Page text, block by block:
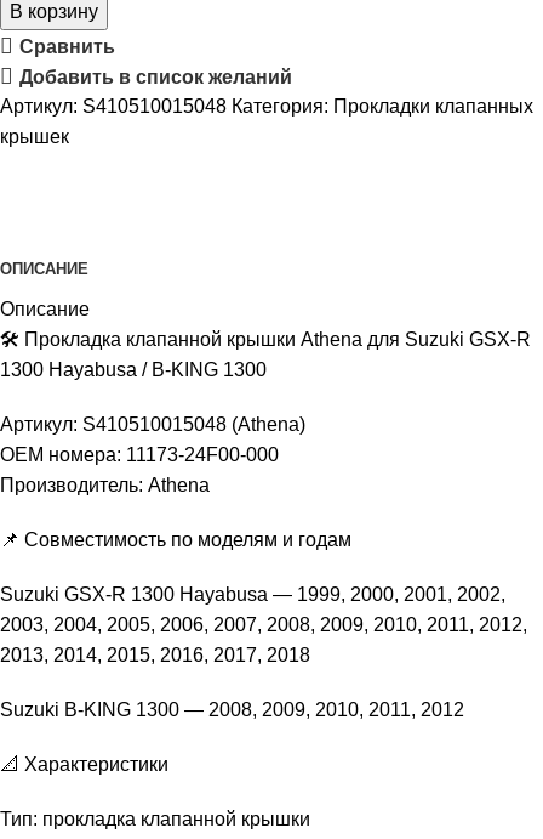
В корзину
Сравнить
Добавить в список желаний
Артикул: S410510015048 Категория: Прокладки клапанных
крышек
ОПИСАНИЕ
Описание
🛠 Прокладка клапанной крышки Athena для Suzuki GSX-R
1300 Hayabusa / B-KING 1300
Артикул: S410510015048 (Athena)
OEM номера: 11173-24F00-000
Производитель: Athena
📌 Совместимость по моделям и годам
Suzuki GSX-R 1300 Hayabusa — 1999, 2000, 2001, 2002,
2003, 2004, 2005, 2006, 2007, 2008, 2009, 2010, 2011, 2012,
2013, 2014, 2015, 2016, 2017, 2018
Suzuki B-KING 1300 — 2008, 2009, 2010, 2011, 2012
📐 Характеристики
Тип: прокладка клапанной крышки